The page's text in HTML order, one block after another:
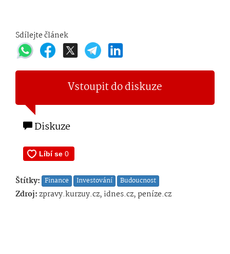
Sdílejte článek
Vstoupit do diskuze
Diskuze
Štítky: Finance Investování Budoucnost
Zdroj:zpravy.kurzuy.cz, idnes.cz, peníze.cz